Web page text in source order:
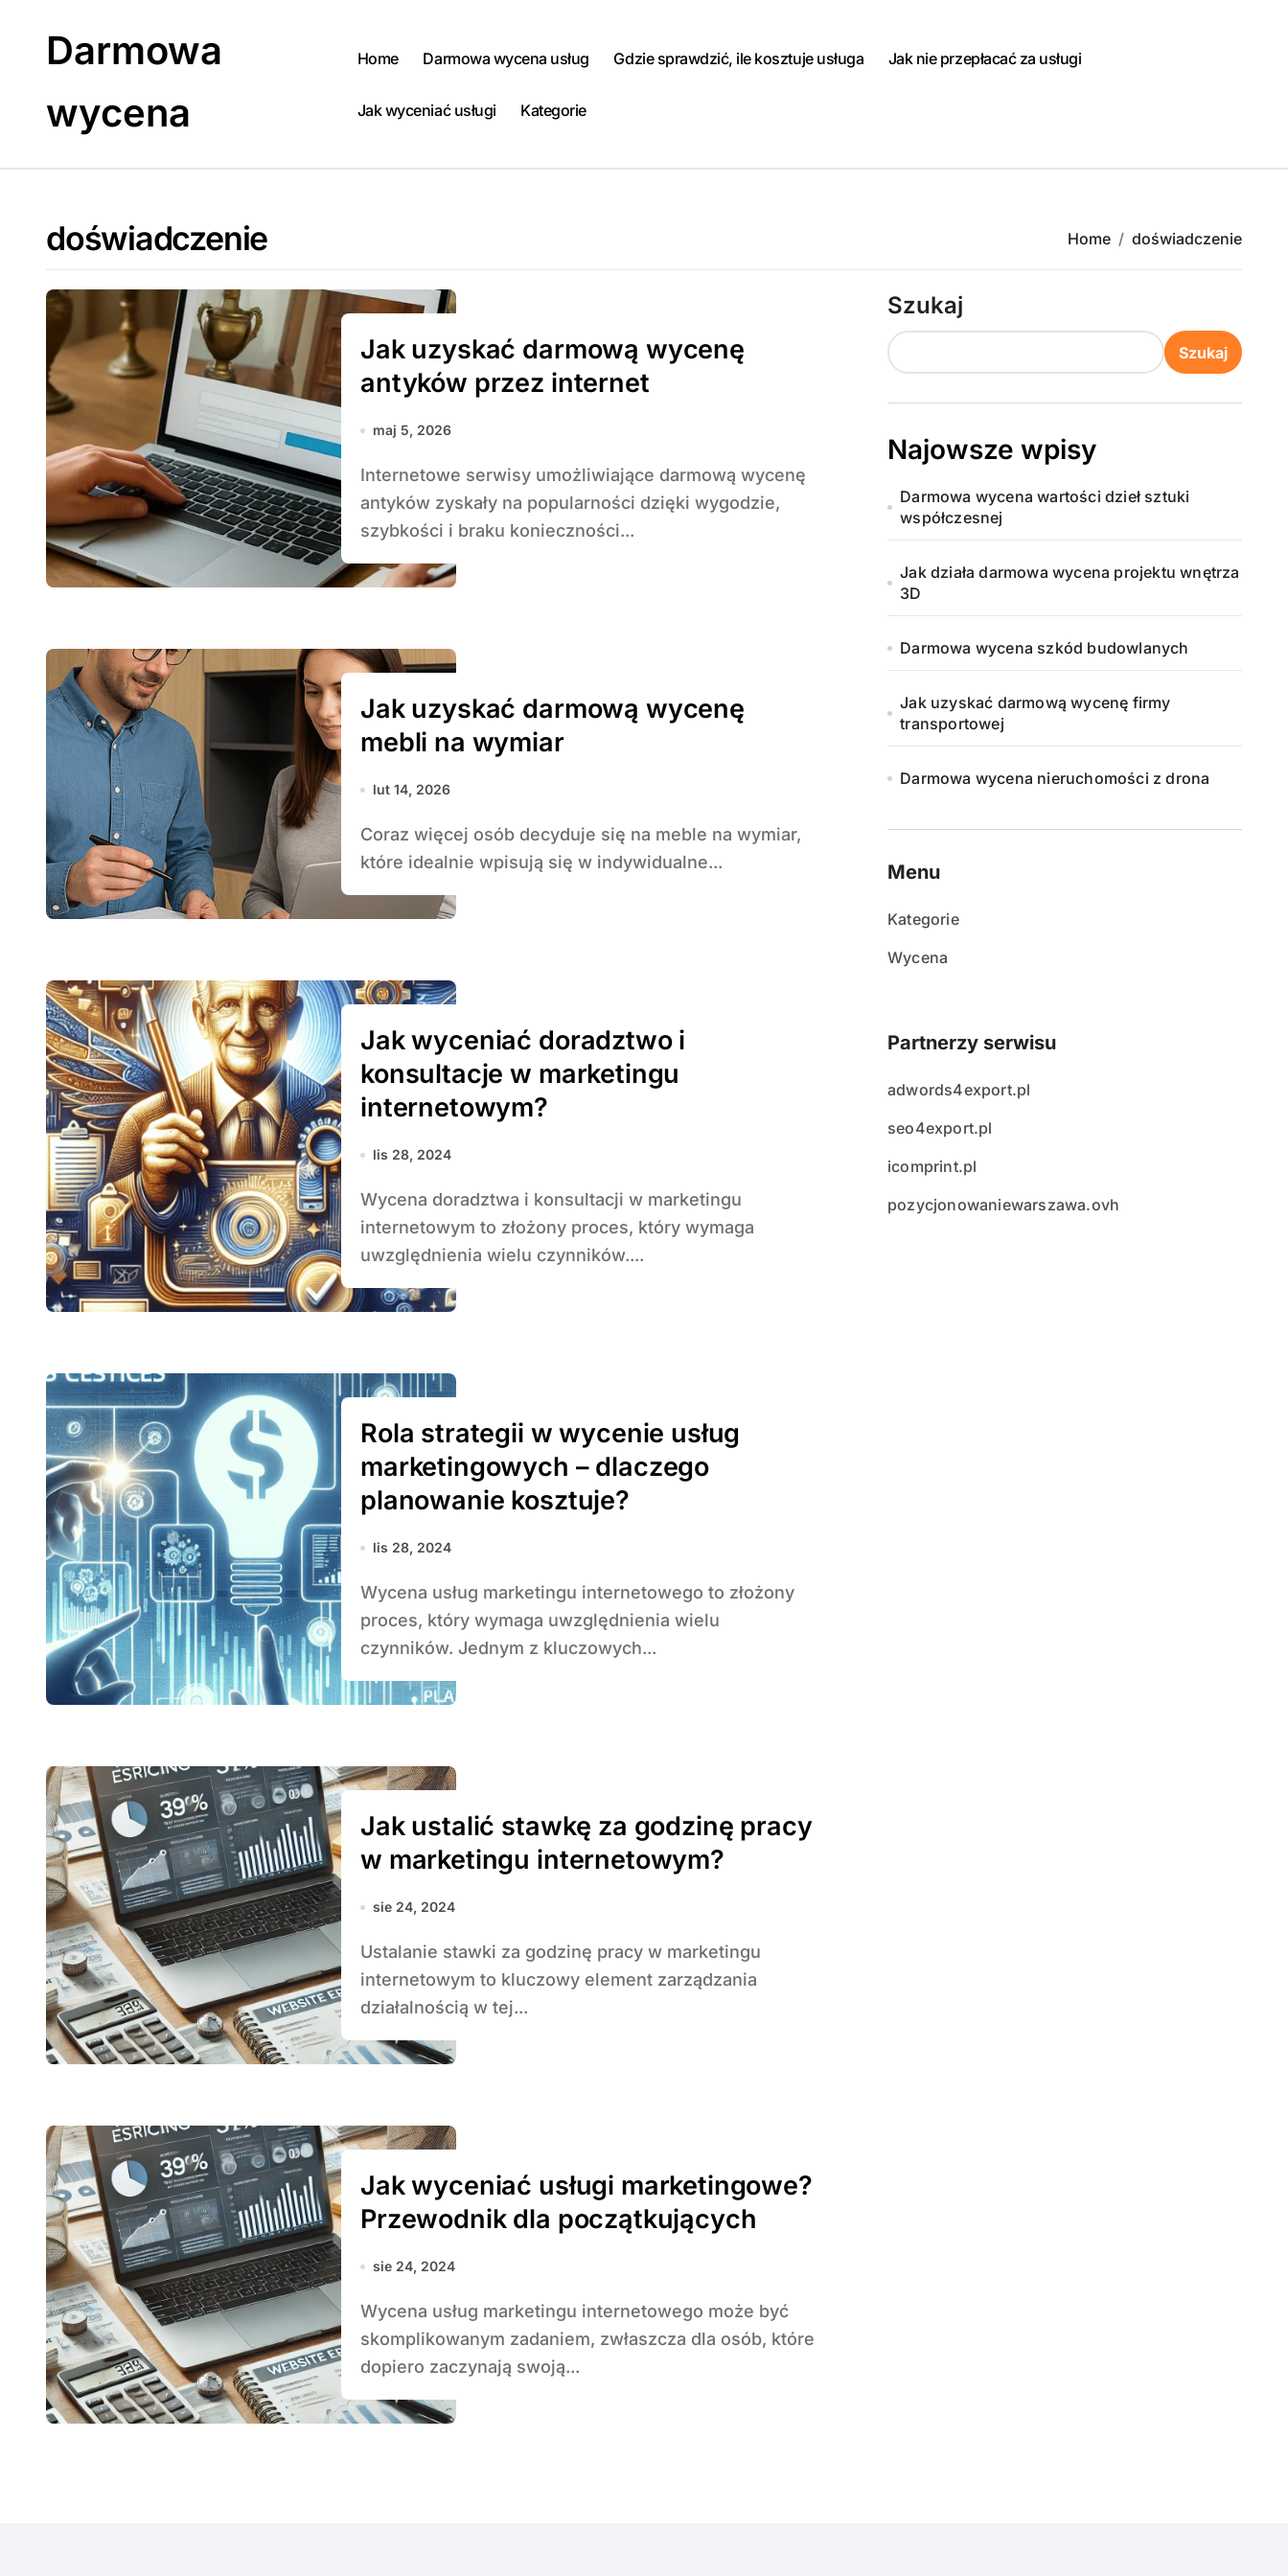
Darmowa
wycena
Home Darmowa wycena usług Gdzie sprawdzić, ile kosztuje usługa Jak nie przepłacać za usługi
Jak wyceniać usługi Kategorie
doświadczenie Home doświadczenie
Jak uzyskać darmową wycenę
antyków przez internet
maj 5, 2026
Internetowe serwisy umożliwiające darmową wycenę
antyków zyskały na popularności dzięki wygodzie,
szybkości i braku konieczności...
Jak uzyskać darmową wycenę
mebli na wymiar
lut 14, 2026
Coraz więcej osób decyduje się na meble na wymiar,
które idealnie wpisują się w indywidualne...
Jak wyceniać doradztwo i
konsultacje w marketingu
internetowym?
lis 28, 2024
Wycena doradztwa i konsultacji w marketingu
internetowym to złożony proces, który wymaga
uwzględnienia wielu czynników....
Rola strategii w wycenie usług
marketingowych – dlaczego
planowanie kosztuje?
lis 28, 2024
Wycena usług marketingu internetowego to złożony
proces, który wymaga uwzględnienia wielu
czynników. Jednym z kluczowych...
Jak ustalić stawkę za godzinę pracy
w marketingu internetowym?
sie 24, 2024
Ustalanie stawki za godzinę pracy w marketingu
internetowym to kluczowy element zarządzania
działalnością w tej...
Jak wyceniać usługi marketingowe?
Przewodnik dla początkujących
sie 24, 2024
Wycena usług marketingu internetowego może być
skomplikowanym zadaniem, zwłaszcza dla osób, które
dopiero zaczynają swoją...
Szukaj
Szukaj
Najowsze wpisy
Darmowa wycena wartości dzieł sztuki
współczesnej
Jak działa darmowa wycena projektu wnętrza
3D
Darmowa wycena szkód budowlanych
Jak uzyskać darmową wycenę firmy
transportowej
Darmowa wycena nieruchomości z drona
Menu
Kategorie
Wycena
Partnerzy serwisu
adwords4export.pl
seo4export.pl
icomprint.pl
pozycjonowaniewarszawa.ovh